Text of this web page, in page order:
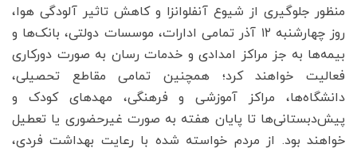
منظور جلوگیری از شیوع آنفلوانزا و کاهش تاثیر آلودگی هوا،
روز چهارشنبه ۱۲ آذر تمامی ادارات، موسسات دولتی، بانک‌ها و
بیمه‌ها به جز مراکز امدادی و خدمات رسان به صورت دورکاری
فعالیت خواهند کرد؛ همچنین تمامی مقاطع تحصیلی،
دانشگاه‌ها، مراکز آموزشی و فرهنگی، مهدهای کودک و
پیش‌دبستانی‌ها تا پایان هفته به صورت غیرحضوری یا تعطیل
خواهند بود. از مردم خواسته شده با رعایت بهداشت فردی،